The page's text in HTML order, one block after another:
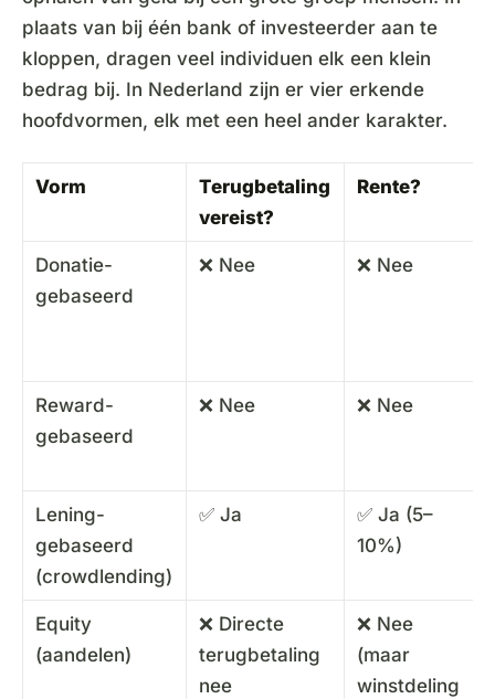
plaats van bij één bank of investeerder aan te
kloppen, dragen veel individuen elk een klein
bedrag bij. In Nederland zijn er vier erkende
hoofdvormen, elk met een heel ander karakter.
Vorm
Terugbetaling
vereist?
Rente?
Donatie-
gebaseerd
❌ Nee ❌ Nee
Reward-
gebaseerd
❌ Nee ❌ Nee
Lening-
gebaseerd
(crowdlending)
✅ Ja
✅ Ja (5–
10%)
Equity
(aandelen)
❌ Directe
terugbetaling
nee
❌ Nee
(maar
winstdeling